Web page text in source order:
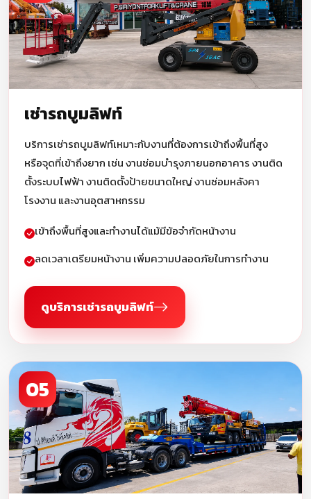
เช่ารถบูมลิฟท์
บริการเช่ารถบูมลิฟท์เหมาะกับงานที่ต้องการเข้าถึงพื้นที่สูง
หรือจุดที่เข้าถึงยาก เช่น งานซ่อมบำรุงภายนอกอาคาร งานติด
ตั้งระบบไฟฟ้า งานติดตั้งป้ายขนาดใหญ่ งานซ่อมหลังคา
โรงงาน และงานอุตสาหกรรม
เข้าถึงพื้นที่สูงและทำงานได้แม้มีข้อจำกัดหน้างาน
ลดเวลาเตรียมหน้างาน เพิ่มความปลอดภัยในการทำงาน
ดูบริการเช่ารถบูมลิฟท์
05